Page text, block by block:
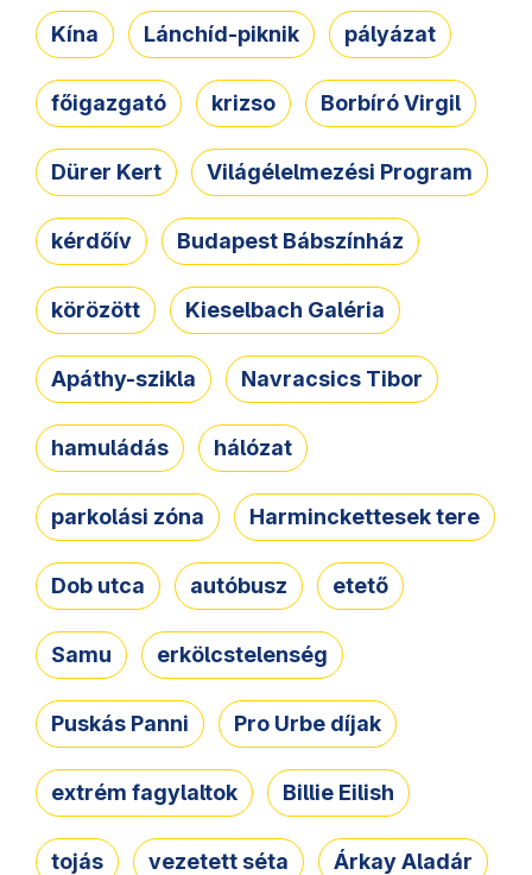
Kína Lánchíd-piknik pályázat
főigazgató krizso Borbíró Virgil
Dürer Kert Világélelmezési Program
kérdőív Budapest Bábszínház
körözött Kieselbach Galéria
Apáthy-szikla Navracsics Tibor
hamuládás hálózat
parkolási zóna Harminckettesek tere
Dob utca autóbusz etető
Samu erkölcstelenség
Puskás Panni Pro Urbe díjak
extrém fagylaltok Billie Eilish
tojás vezetett séta Árkay Aladár